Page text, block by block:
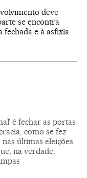
deve
se encontra
fechada e à asfixia
é fechar as portas
como se fez
últimas eleições
na verdade,